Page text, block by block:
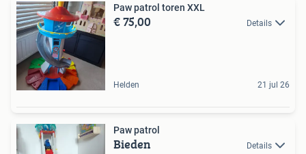
Paw patrol toren XXL
€ 75,00 Details
Helden 21 jul 26
Paw patrol
Bieden Details